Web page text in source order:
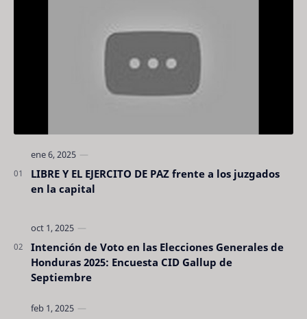
LIBRE Y EL EJERCITO DE PAZ frente a los juzgados
en la capital
Intención de Voto en las Elecciones Generales de
Honduras 2025: Encuesta CID Gallup de
Septiembre